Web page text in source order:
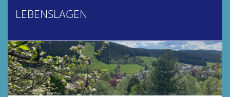
LEBENSLAGEN